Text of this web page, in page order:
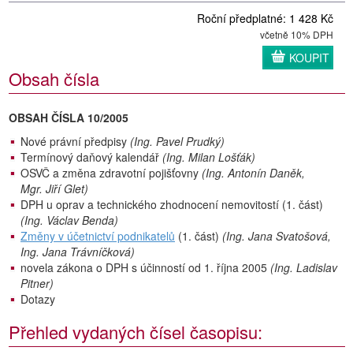
Roční předplatné: 1 428 Kč
včetně 10% DPH
KOUPIT
Obsah čísla
OBSAH ČÍSLA 10/2005
Nové právní předpisy (Ing. Pavel Prudký)
Termínový daňový kalendář (Ing. Milan Lošťák)
OSVČ a změna zdravotní pojišťovny (Ing. Antonín Daněk,
Mgr. Jiří Glet)
DPH u oprav a technického zhodnocení nemovitostí (1. část)
(Ing. Václav Benda)
Změny v účetnictví podnikatelů (1. část) (Ing. Jana Svatošová,
Ing. Jana Trávníčková)
novela zákona o DPH s účinností od 1. října 2005 (Ing. Ladislav
Pitner)
Dotazy
Přehled vydaných čísel časopisu: